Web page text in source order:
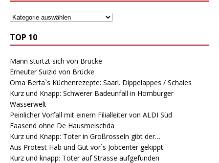
TOP 10
Mann stürtzt sich von Brücke
Erneuter Suizid von Brücke
Oma Berta`s Küchenrezepte: Saarl. Dippelappes / Schales
Kurz und Knapp: Schwerer Badeunfall in Homburger
Wasserwelt
Peinlicher Vorfall mit einem Filialleiter von ALDI Süd
Faasend ohne De Hausmeischda
Kurz und Knapp: Toter in Großrosseln gibt der…
Aus Protest Hab und Gut vor`s Jobcenter gekippt.
Kurz und knapp: Toter auf Strasse aufgefunden